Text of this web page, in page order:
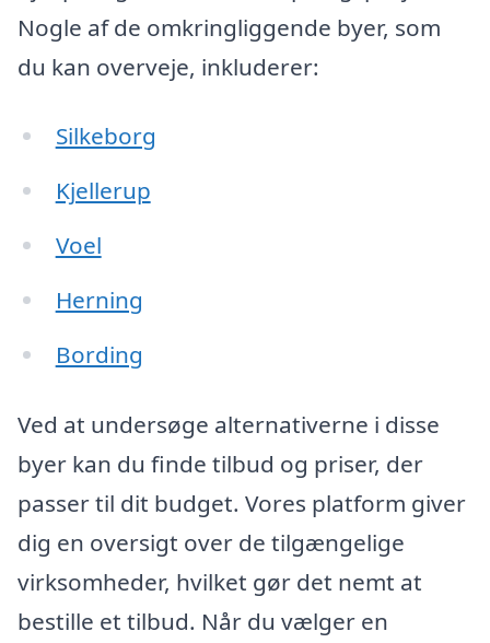
Nogle af de omkringliggende byer, som
du kan overveje, inkluderer:
Silkeborg
Kjellerup
Voel
Herning
Bording
Ved at undersøge alternativerne i disse
byer kan du finde tilbud og priser, der
passer til dit budget. Vores platform giver
dig en oversigt over de tilgængelige
virksomheder, hvilket gør det nemt at
bestille et tilbud. Når du vælger en